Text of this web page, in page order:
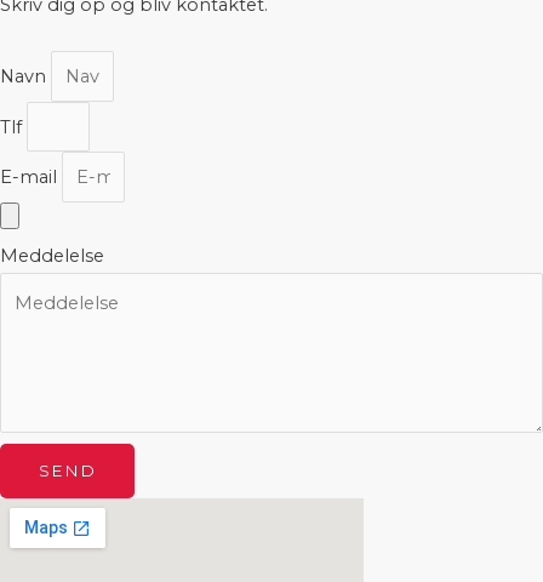
Skriv dig op og bliv kontaktet.
Navn
Tlf
E-mail
Meddelelse
SEND